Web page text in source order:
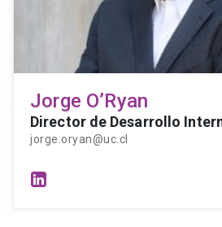
Jorge O’Ryan
Director de Desarrollo
jorge.oryan@uc.cl